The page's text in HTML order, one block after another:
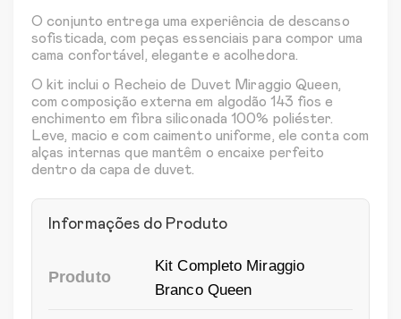
O conjunto entrega uma experiência de descanso
sofisticada, com peças essenciais para compor uma
cama confortável, elegante e acolhedora.
O kit inclui o Recheio de Duvet Miraggio Queen,
com composição externa em algodão 143 fios e
enchimento em fibra siliconada 100% poliéster.
Leve, macio e com caimento uniforme, ele conta com
alças internas que mantêm o encaixe perfeito
dentro da capa de duvet.
Informações do Produto
Produto
Kit Completo Miraggio
Branco Queen